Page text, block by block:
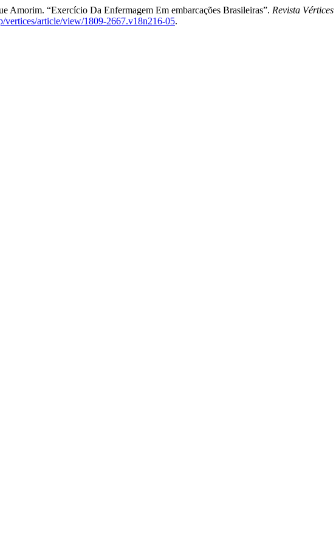
Amorim. “Exercício Da Enfermagem Em embarcações Brasileiras”. Revista Vértices
vertices/article/view/1809-2667.v18n216-05.